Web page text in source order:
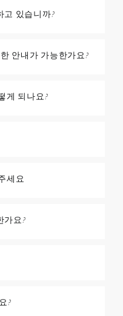
고 있습니까?
안내가 가능한가요?
게 되나요?
세요
가요?
?